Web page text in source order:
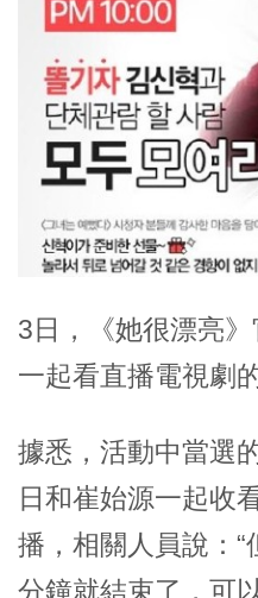
3日，《她很漂亮
一起看直播電視劇的
據悉，活動中當選
日和崔始源一起收
播，相關人員說：
分鐘就結束了，可